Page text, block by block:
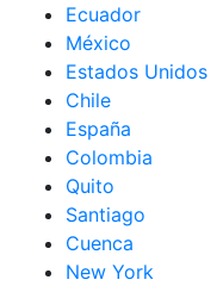
Ecuador
México
Estados Unidos
Chile
España
Colombia
Quito
Santiago
Cuenca
New York